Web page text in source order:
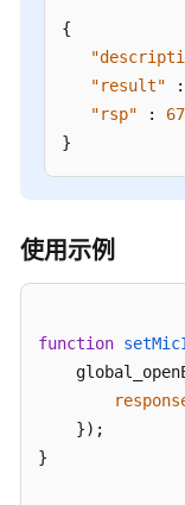
用
网
页
户
端
接
（RESTful）
席
{
"result"
:
"rsp"
:
}
使用示例
function
    });
}